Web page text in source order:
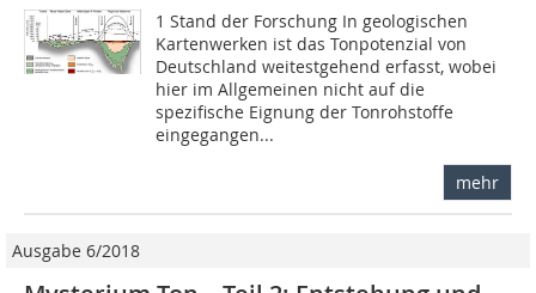
1 Stand der Forschung In geologischen
Kartenwerken ist das Tonpotenzial von
Deutschland weitestgehend erfasst, wobei
hier im Allgemeinen nicht auf die
spezifische Eignung der Tonrohstoffe
eingegangen...
mehr
Ausgabe 6/2018